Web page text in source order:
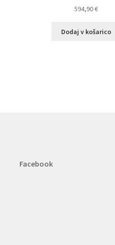
594,90€
Dodaj v košarico
Facebook